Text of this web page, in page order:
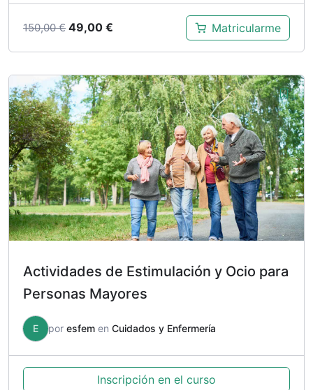
150,00€ El
era:
150,00 €.
49,00 €
es:
49,00 €.
Matricularme
Actividades de Estimulación y Ocio para
Personas Mayores
E por esfem en Cuidados y Enfermería
Inscripción en el curso